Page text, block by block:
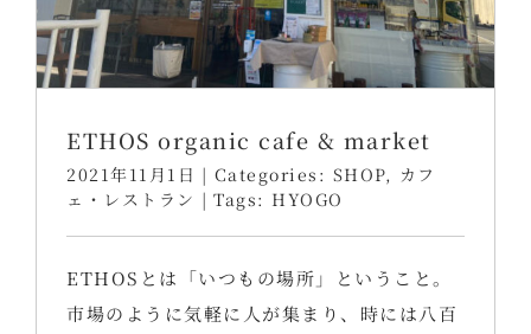
ETHOS organic cafe & market
2021年11月1日 | Categories: SHOP, カフ
ェ・レストラン | Tags: HYOGO
ETHOSとは「いつもの場所」ということ。
市場のように気軽に人が集まり、時には八百